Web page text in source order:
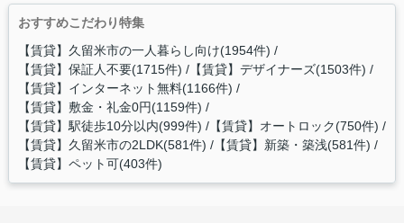
おすすめこだわり特集
【賃貸】久留米市の一人暮らし向け(1954件)
【賃貸】保証人不要(1715件) 【賃貸】デザイナーズ(1503件)
【賃貸】インターネット無料(1166件)
【賃貸】敷金・礼金0円(1159件)
【賃貸】駅徒歩10分以内(999件) 【賃貸】オートロック(750件)
【賃貸】久留米市の2LDK(581件) 【賃貸】新築・築浅(581件)
【賃貸】ペット可(403件)